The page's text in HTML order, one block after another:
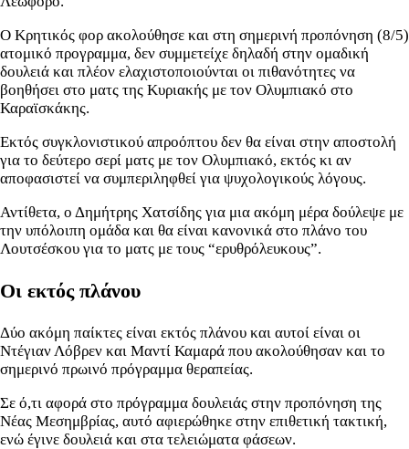
Ο Κρητικός φορ ακολούθησε και στη σημερινή προπόνηση (8/5)
ατομικό προγραμμα, δεν συμμετείχε δηλαδή στην ομαδική
δουλειά και πλέον ελαχιστοποιούνται οι πιθανότητες να
βοηθήσει στο ματς της Κυριακής με τον Ολυμπιακό στο
Καραϊσκάκης.
Εκτός συγκλονιστικού απροόπτου δεν θα είναι στην αποστολή
για το δεύτερο σερί ματς με τον Ολυμπιακό, εκτός κι αν
αποφασιστεί να συμπεριληφθεί για ψυχολογικούς λόγους.
Αντίθετα, ο Δημήτρης Χατσίδης για μια ακόμη μέρα δούλεψε με
την υπόλοιπη ομάδα και θα είναι κανονικά στο πλάνο του
Λουτσέσκου για το ματς με τους “ερυθρόλευκους”.
Οι εκτός πλάνου
Δύο ακόμη παίκτες είναι εκτός πλάνου και αυτοί είναι οι
Ντέγιαν Λόβρεν και Μαντί Καμαρά που ακολούθησαν και το
σημερινό πρωινό πρόγραμμα θεραπείας.
Σε ό,τι αφορά στο πρόγραμμα δουλειάς στην προπόνηση της
Νέας Μεσημβρίας, αυτό αφιερώθηκε στην επιθετική τακτική,
ενώ έγινε δουλειά και στα τελειώματα φάσεων.